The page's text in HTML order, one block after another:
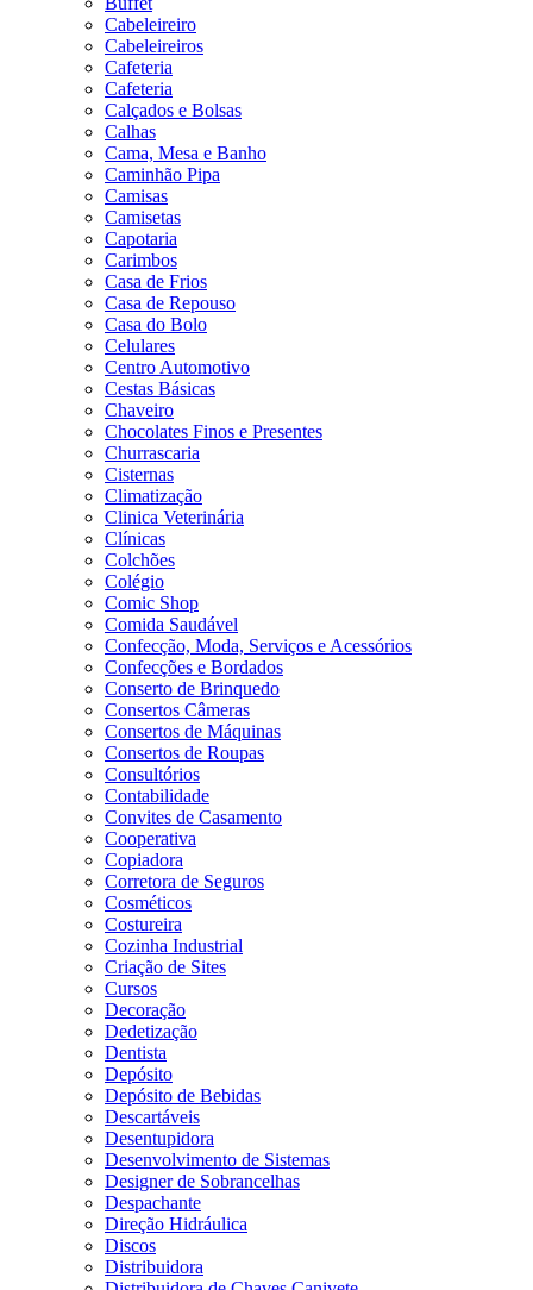
Cabeleireiro
Cabeleireiros
Cafeteria
Cafeteria
Calçados e Bolsas
Calhas
Cama, Mesa e Banho
Caminhão Pipa
Camisas
Camisetas
Capotaria
Carimbos
Casa de Frios
Casa de Repouso
Casa do Bolo
Celulares
Centro Automotivo
Cestas Básicas
Chaveiro
Chocolates Finos e Presentes
Churrascaria
Cisternas
Climatização
Clinica Veterinária
Clínicas
Colchões
Colégio
Comic Shop
Comida Saudável
Confecção, Moda, Serviços e Acessórios
Confecções e Bordados
Conserto de Brinquedo
Consertos Câmeras
Consertos de Máquinas
Consertos de Roupas
Consultórios
Contabilidade
Convites de Casamento
Cooperativa
Copiadora
Corretora de Seguros
Cosméticos
Costureira
Cozinha Industrial
Criação de Sites
Cursos
Decoração
Dedetização
Dentista
Depósito
Depósito de Bebidas
Descartáveis
Desentupidora
Desenvolvimento de Sistemas
Designer de Sobrancelhas
Despachante
Direção Hidráulica
Discos
Distribuidora